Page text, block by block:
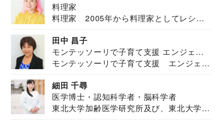
料理家
料理家 2005年から料理家としてレシピ
田中 昌子
モンテッソーリで子育て支援 エンジェル
ズハウス研究所所長
モンテッソーリで子育て支援 エンジェル
細田 千尋
医学博士・認知科学者・脳科学者
東北大学加齢医学研究所及び、東北大学大